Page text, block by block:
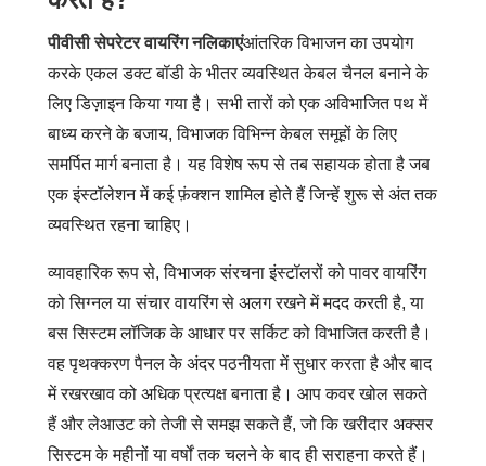
पीवीसी सेपरेटर वायरिंग नलिकाएंआंतरिक विभाजन का उपयोग
करके एकल डक्ट बॉडी के भीतर व्यवस्थित केबल चैनल बनाने के
लिए डिज़ाइन किया गया है। सभी तारों को एक अविभाजित पथ में
बाध्य करने के बजाय, विभाजक विभिन्न केबल समूहों के लिए
समर्पित मार्ग बनाता है। यह विशेष रूप से तब सहायक होता है जब
एक इंस्टॉलेशन में कई फ़ंक्शन शामिल होते हैं जिन्हें शुरू से अंत तक
व्यवस्थित रहना चाहिए।
व्यावहारिक रूप से, विभाजक संरचना इंस्टॉलरों को पावर वायरिंग
को सिग्नल या संचार वायरिंग से अलग रखने में मदद करती है, या
बस सिस्टम लॉजिक के आधार पर सर्किट को विभाजित करती है।
वह पृथक्करण पैनल के अंदर पठनीयता में सुधार करता है और बाद
में रखरखाव को अधिक प्रत्यक्ष बनाता है। आप कवर खोल सकते
हैं और लेआउट को तेजी से समझ सकते हैं, जो कि खरीदार अक्सर
सिस्टम के महीनों या वर्षों तक चलने के बाद ही सराहना करते हैं।